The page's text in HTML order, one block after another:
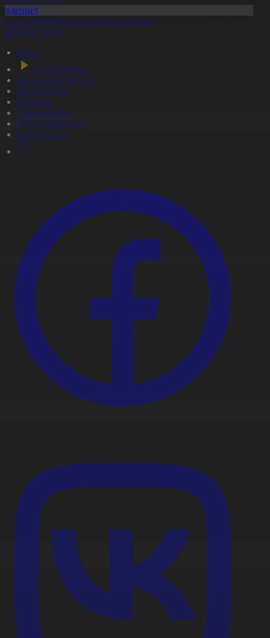
архивтің құрылғанына 20 жыл
20:03
Басты
Тікелей эфир
Бағдарлама кестесі
Жаңалықтар
Жобалар
Телехикаялар
Мультсериалдар
Видеоархив